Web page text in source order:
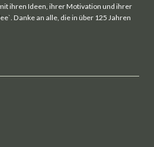
ihren Ideen, ihrer Motivation und ihrer
Danke an alle, die in über 125 Jahren